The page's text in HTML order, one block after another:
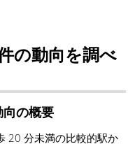
の動向を調べ
の概要
20 分未満の比較的駅か